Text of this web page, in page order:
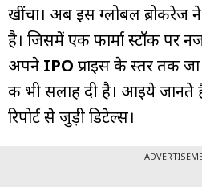
खींचा। अब इस ग्लोबल ब्रोकरेज ने
है। जिसमें एक फार्मा स्टॉक पर
अपने IPO प्राइस के स्तर तक
की भी सलाह दी है। आइये
रिपोर्ट से जुड़ी डिटेल्स।